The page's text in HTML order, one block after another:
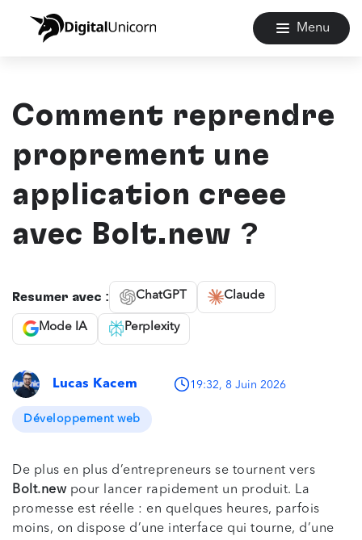
Menu
Comment reprendre
proprement une
application créée
avec Bolt.new ?
Résumer avec : ChatGPT Claude
Mode IA Perplexity
Lucas Kacem 19:32, 8 Juin 2026
Développement web
De plus en plus d’entrepreneurs se tournent vers
Bolt.newpour lancer rapidement un produit. La
promesse est réelle : en quelques heures, parfois
moins, on dispose d’une interface qui tourne, d’une